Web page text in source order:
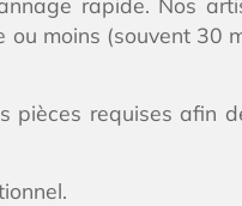
rapide. Nos
moins (souvent 30
requises afin